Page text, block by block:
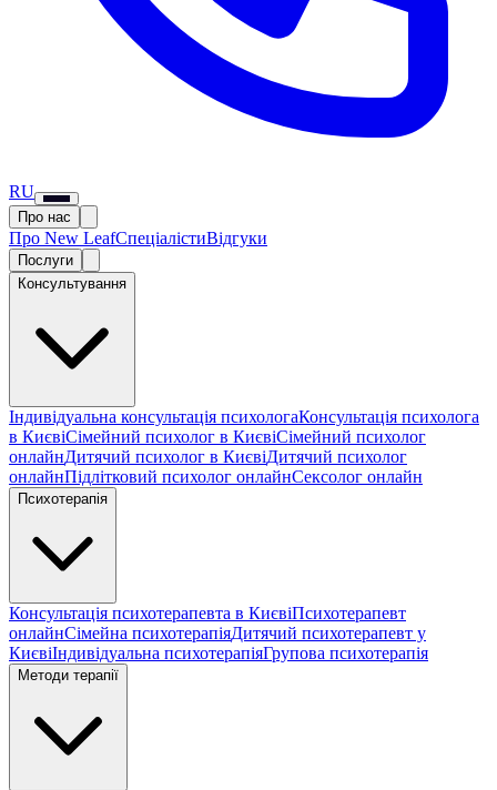
RU
Про нас
Про New LeafСпеціалістиВідгуки
Послуги
Консультування
Індивідуальна консультація психологаКонсультація психолога
в КиєвіСімейний психолог в КиєвіСімейний психолог
онлайнДитячий психолог в КиєвіДитячий психолог
онлайнПідлітковий психолог онлайнСексолог онлайн
Психотерапія
Консультація психотерапевта в КиєвіПсихотерапевт
онлайнСімейна психотерапіяДитячий психотерапевт у
КиєвіІндивідуальна психотерапіяГрупова психотерапія
Методи терапії